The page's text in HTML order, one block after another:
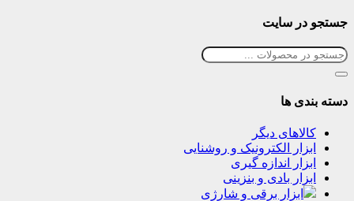
جستجو در سایت
دسته بندی ها
کالاهای دیگر
ابزار الکترونیک و روشنایی
ابزار اندازه گیری
ابزار بادی و بنزینی
ابزار برقی و شارژی